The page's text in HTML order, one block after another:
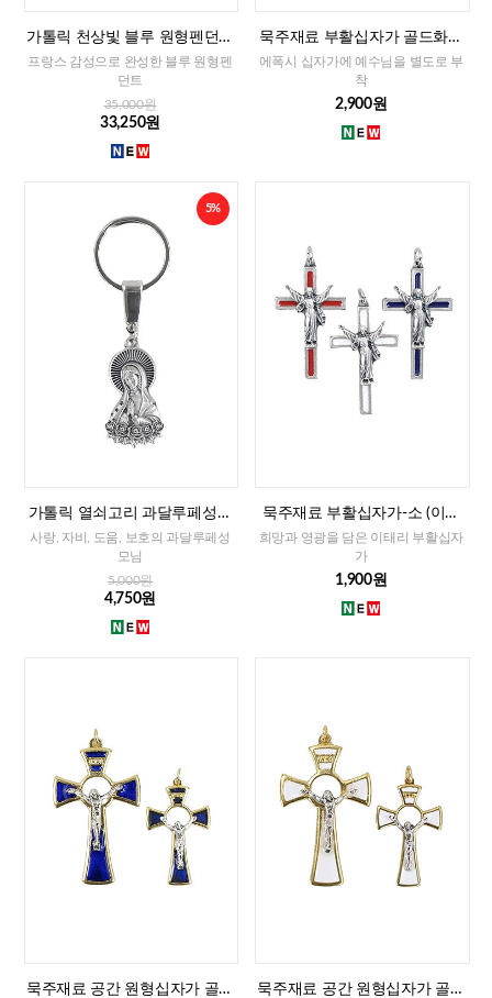
가톨릭 천상빛 블루 원형펜던트
(프랑스)
프랑스 감성으로 완성한 블루 원형펜
던트
35,000원
33,250원
묵주재료 부활십자가 골드화이
트(이태리)-소
에폭시 십자가에 예수님을 별도로 부
착
2,900원
5%
가톨릭 열쇠고리 과달루페성모
(이태리)
사랑, 자비, 도움, 보호의 과달루페성
모님
5,000원
4,750원
묵주재료 부활십자가-소 (이태
리)-레드,화이트,블루
희망과 영광을 담은 이태리 부활십자
가
1,900원
묵주재료 공간 원형십자가 골드
묵주재료 공간 원형십자가 골드